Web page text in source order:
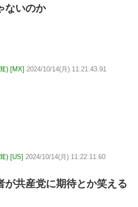
ないのか
) [MX] 2024/10/14(月) 11:21:43.91
) [US] 2024/10/14(月) 11:22:11.60
が共産党に期待とか笑える